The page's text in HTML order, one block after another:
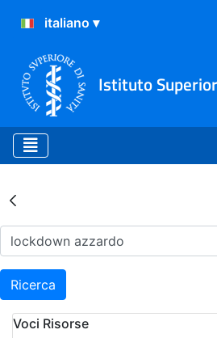
Istituto
Risultati della
Ricerca
Voci Risorse